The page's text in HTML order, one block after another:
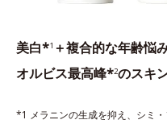
美白*1 ＋複合的な年齢悩
オルビス最高峰*2のスキ
*1 メラニンの生成を抑え、シミ